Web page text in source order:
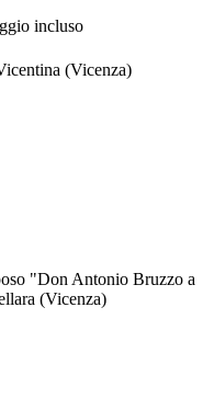
incluso
(Vicenza)
"Don Antonio Bruzzo a
(Vicenza)